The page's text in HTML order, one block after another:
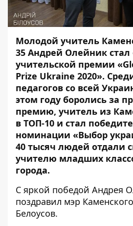
Молодой учитель
35 Андрей Олейник
учительской премии
Prize Ukraine 2020».
педагогов со всей
этом году боролись за
премию, учитель из
в ТОП-10 и стал
номинации «Выбор
40 тысяч людей отдали
учителю младших
города.
С яркой победой Андрея
поздравил мэр
Белоусов.